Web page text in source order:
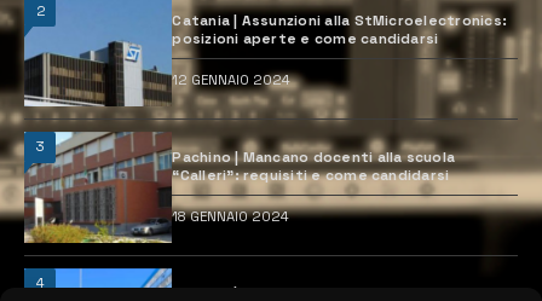
2
Catania | Assunzioni alla StMicroelectronics:
posizioni aperte e come candidarsi
12 GENNAIO 2024
3
Pachino | Mancano docenti alla scuola
“Calleri”: requisiti e come candidarsi
18 GENNAIO 2024
4
Catania | Opportunità di lavoro con St